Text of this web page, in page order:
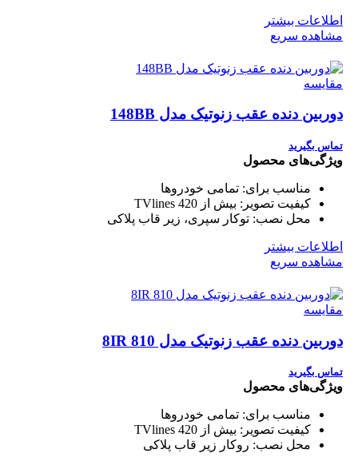
اطلاعات بیشتر
مشاهده سریع
مقایسه
دوربین دنده عقب زنوتیک مدل 148BB
تماس بگیرید
ویژگی‌های محصول
مناسب برای: تمامی خودروها
کیفیت تصویر: بیش از 420 TVlines
محل نصب: توکار سپری، زیر قاب پلاکی
اطلاعات بیشتر
مشاهده سریع
مقایسه
دوربین دنده عقب زنوتیک مدل 810 8IR
تماس بگیرید
ویژگی‌های محصول
مناسب برای: تمامی خودروها
کیفیت تصویر: بیش از 420 TVlines
محل نصب: روکار زیر قاب پلاکی